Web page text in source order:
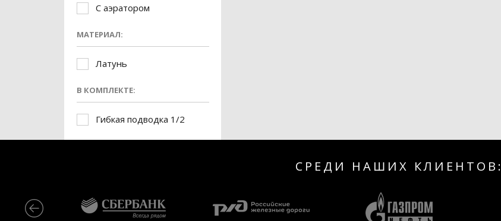
С аэратором
МАТЕРИАЛ:
Латунь
В КОМПЛЕКТЕ:
Гибкая подводка 1/2
СРЕДИ НАШИХ КЛИЕНТОВ: